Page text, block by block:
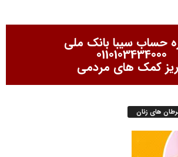
حساب سیبا بانک ملی
0110103434000
کمک های مردمی
های زنان